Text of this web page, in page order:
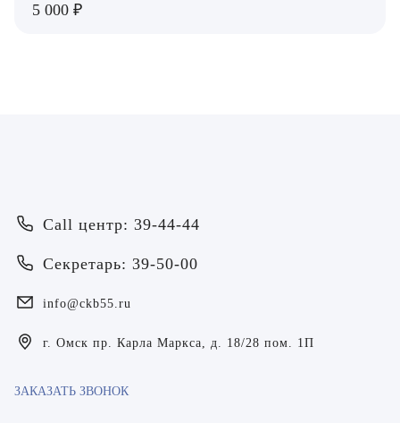
5 000 ₽
Call центр: 39-44-44
Секретарь: 39-50-00
info@ckb55.ru
г. Омск пр. Карла Маркса, д. 18/28 пом. 1П
ЗАКАЗАТЬ ЗВОНОК
Золина Анастасия Викторовна